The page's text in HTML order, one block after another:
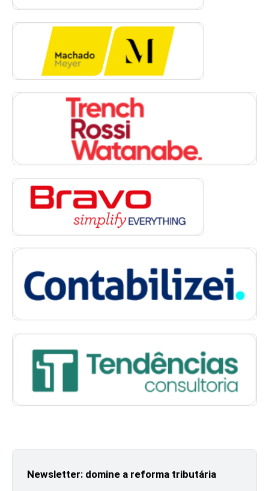
Newsletter: domine a reforma tributária